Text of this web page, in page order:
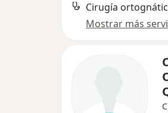
Cirugía
Mostrar más